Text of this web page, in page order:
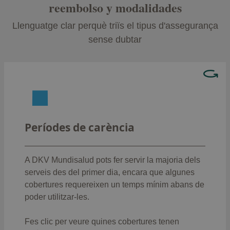
reembolso y modalidades
Llenguatge clar perquè triïs el tipus d'assegurança
sense dubtar
Períodes de carència
A DKV Mundisalud pots fer servir la majoria dels
serveis des del primer dia, encara que algunes
cobertures requereixen un temps mínim abans de
poder utilitzar-les.
Fes clic per veure quines cobertures tenen
Hay coberturas que no podrás usar el primer día,
Intervencions quirúrgiques,
8 mesos
Actes i intervencions quirúrgiques
ambulatòries
: 6 mesos
Mitjans diagnòstics d'alta tecnologia
: 6
Estudi biomecànic de la marxa
: 6 mesos